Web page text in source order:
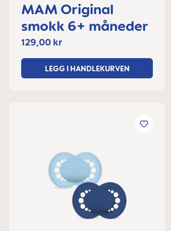
MAM Original
smokk 6+ måneder
129,00 kr
LEGG I HANDLEKURVEN